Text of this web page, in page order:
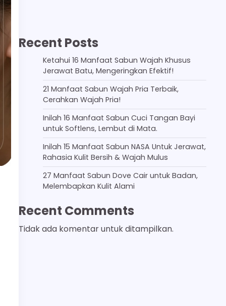
Recent Posts
Ketahui 16 Manfaat Sabun Wajah Khusus
Jerawat Batu, Mengeringkan Efektif!
21 Manfaat Sabun Wajah Pria Terbaik,
Cerahkan Wajah Pria!
Inilah 16 Manfaat Sabun Cuci Tangan Bayi
untuk Softlens, Lembut di Mata.
Inilah 15 Manfaat Sabun NASA Untuk Jerawat,
Rahasia Kulit Bersih & Wajah Mulus
27 Manfaat Sabun Dove Cair untuk Badan,
Melembapkan Kulit Alami
Recent Comments
Tidak ada komentar untuk ditampilkan.